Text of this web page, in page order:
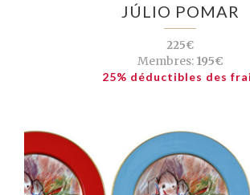
JÚLIO POMAR
225€
Membres:195€
25% déductibles des